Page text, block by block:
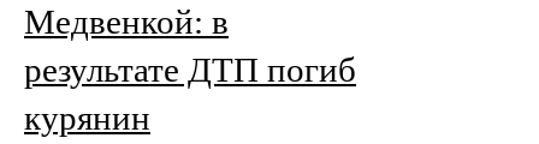
Медвенкой: в
результате ДТП погиб
курянин